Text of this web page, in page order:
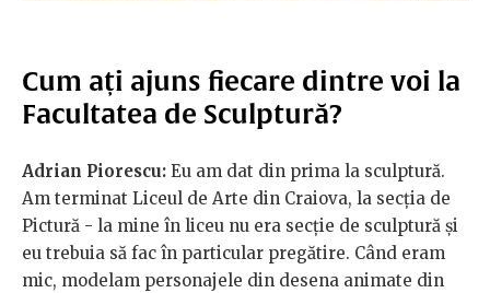
Cum ați ajuns fiecare dintre voi la
Facultatea de Sculptură?
Adrian Piorescu: Eu am dat din prima la sculptură.
Am terminat Liceul de Arte din Craiova, la secția de
Pictură - la mine în liceu nu era secție de sculptură și
eu trebuia să fac în particular pregătire. Când eram
mic, modelam personajele din desena animate din